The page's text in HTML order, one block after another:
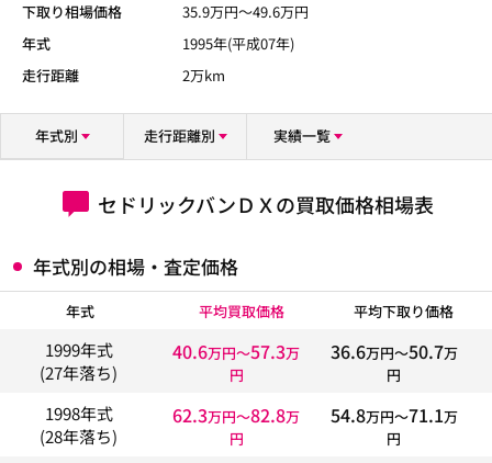
下取り相場価格 35.9万円〜49.6万円
年式
1995年(平成07年)
走行距離
2万km
年式別 走行距離別 実績一覧
セドリックバンＤＸの買取価格相場表
年式別の相場・査定価格
年式 平均買取価格 平均下取り価格
1999年式
(27年落ち)
40.6万円〜57.3万
円
36.6万円〜50.7万
円
1998年式
(28年落ち)
62.3万円〜82.8万
円
54.8万円〜71.1万
円